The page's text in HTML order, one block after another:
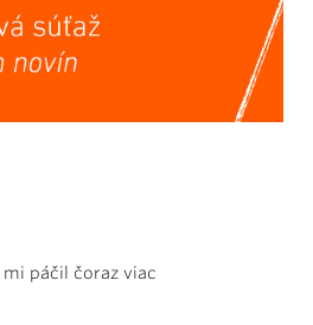
mi páčil čoraz viac